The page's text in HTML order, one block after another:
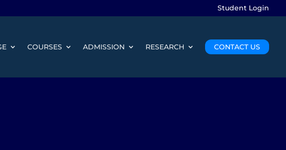
Student Login
COURSES ADMISSION RESEARCH CONTACT US